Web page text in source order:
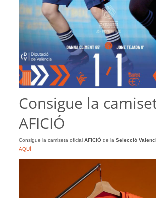
Consigue la
AFICIÓ
Consigue la camiseta oficial AFICIÓde la Selecció
AQUÍ